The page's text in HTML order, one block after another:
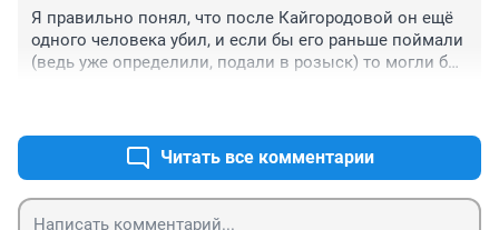
Я правильно понял, что после Кайгородовой он ещё
одного человека убил, и если бы его раньше поймали
(ведь уже определили, подали в розыск) то могли бы
Читать все комментарии